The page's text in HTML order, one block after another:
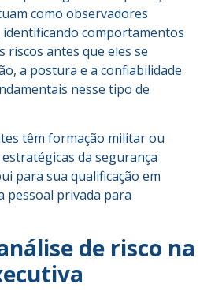
como observadores
comportamentos
riscos antes que eles se
a postura e a confiabilidade
nesse tipo de
têm formação militar ou
da segurança
para sua qualificação em
pessoal privada para
de risco na